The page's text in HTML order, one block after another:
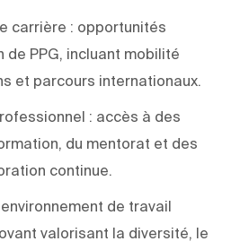
carrière : opportunités
de PPG, incluant mobilité
et parcours internationaux.
: accès à des
du mentorat et des
continue.
de travail
valorisant la diversité, le